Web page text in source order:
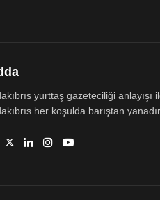
yurttaş gazeteciliği
her koşulda barıştan yanadır.